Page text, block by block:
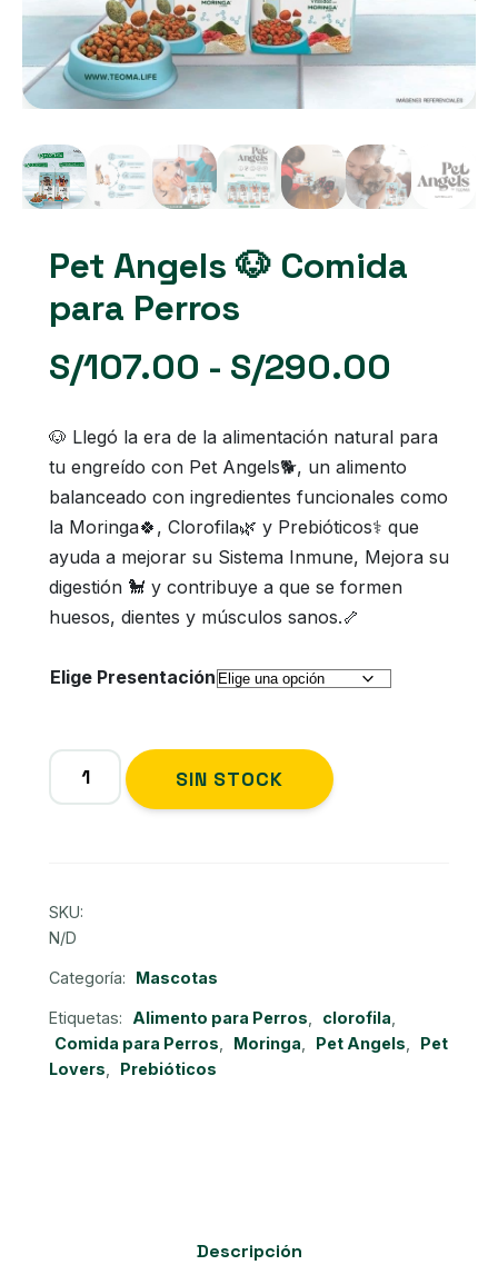
Pet Angels 🐶 Comida
para Perros
S/107.00 - S/290.00
de
desde
S/
🐶 Llegó la era de la alimentación natural para
tu engreído con Pet Angels🐕, un alimento
balanceado con ingredientes funcionales como
la Moringa🍀, Clorofila🌿 y Prebióticos⚕️ que
ayuda a mejorar su Sistema Inmune, Mejora su
digestión 🐩 y contribuye a que se formen
huesos, dientes y músculos sanos.🦴
Elige Presentación
Pet
Angels
Perros
cantidad
SIN STOCK
SKU:
N/D
Categoría: Mascotas
Etiquetas: Alimento para Perros clorofila
Comida para Perros
Moringa Pet Angels
Pet
Lovers
Prebióticos
Descripción